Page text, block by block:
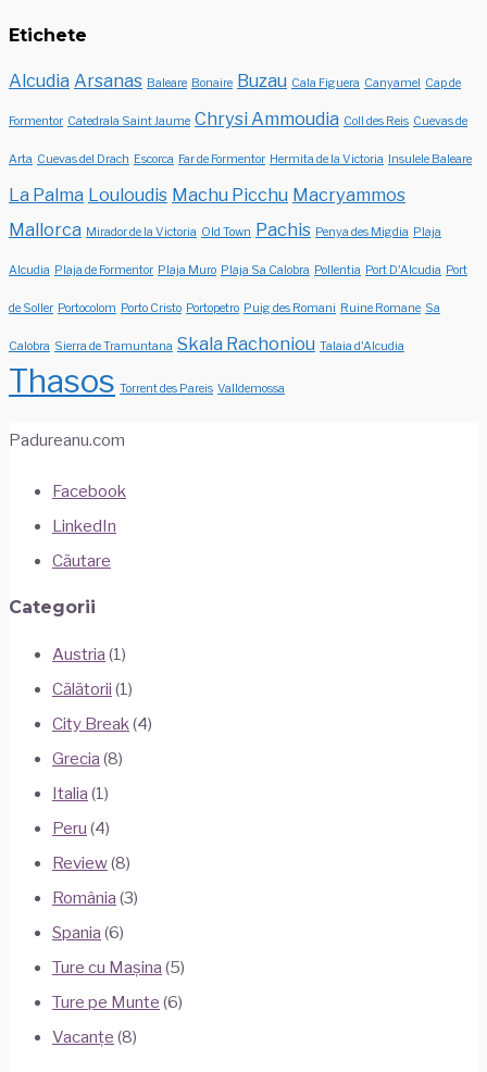
Etichete
Alcudia Arsanas Baleare Bonaire Buzau Cala Figuera Canyamel Cap de
Formentor Catedrala Saint Jaume Chrysi Ammoudia Coll des Reis Cuevas de
Arta Cuevas del Drach Escorca Far de Formentor Hermita de la Victoria Insulele Baleare
La Palma Louloudis Machu Picchu Macryammos
Mallorca Mirador de la Victoria Old Town Pachis Penya des Migdia Plaja
Alcudia Plaja de Formentor Plaja Muro Plaja Sa Calobra Pollentia Port D'Alcudia Port
de Soller Portocolom Porto Cristo Portopetro Puig des Romani Ruine Romane Sa
Calobra Sierra de Tramuntana Skala Rachoniou Talaia d'Alcudia
Thasos Torrent des Pareis Valldemossa
Padureanu.com
Facebook
LinkedIn
Căutare
Categorii
Austria (1)
Călătorii (1)
City Break(4)
Grecia (8)
Italia (1)
Peru (4)
Review(8)
România (3)
Spania (6)
Ture cu Mașina (5)
Ture pe Munte (6)
Vacanțe (8)